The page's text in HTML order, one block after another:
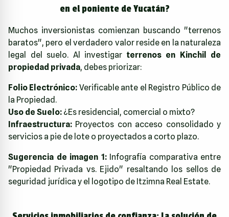
en el poniente de Yucatán?
Muchos inversionistas comienzan buscando "terrenos
baratos", pero el verdadero valor reside en la naturaleza
legal del suelo. Al investigar terrenos en Kinchil de
propiedad privada, debes priorizar:
Folio Electrónico: Verificable ante el Registro Público de
la Propiedad.
Uso de Suelo: ¿Es residencial, comercial o mixto?
Infraestructura: Proyectos con acceso consolidado y
servicios a pie de lote o proyectados a corto plazo.
Sugerencia de imagen 1:Infografía comparativa entre
"Propiedad Privada vs. Ejido" resaltando los sellos de
seguridad jurídica y el logotipo de Itzimna Real Estate.